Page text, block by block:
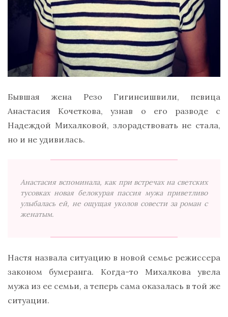
Бывшая жена Резо Гигинеишвили, певица
Анастасия Кочеткова, узнав о его разводе с
Надеждой Михалковой, злорадствовать не стала,
но и не удивилась.
Анастасия вспоминала, как при встречах на светских
тусовках новая белокурая пассия мужа приветливо
улыбалась ей, не ощущая уколов совести за роман с
женатым.
Настя назвала ситуацию в новой семье режиссера
законом бумеранга. Когда-то Михалкова увела
мужа из ее семьи, а теперь сама оказалась в той же
ситуации.